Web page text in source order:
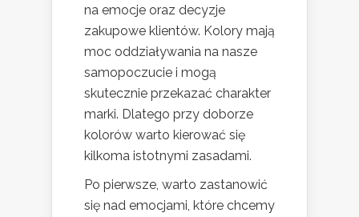
na emocje oraz decyzje
zakupowe klientów. Kolory mają
moc oddziaływania na nasze
samopoczucie i mogą
skutecznie przekazać charakter
marki. Dlatego przy doborze
kolorów warto kierować się
kilkoma istotnymi zasadami.
Po pierwsze, warto zastanowić
się nad emocjami, które chcemy